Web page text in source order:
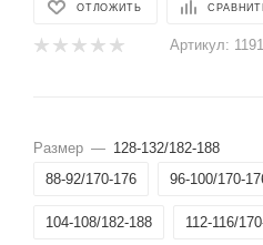
ОТЛОЖИТЬ
Артикул:
Размер — 128-132/182-188
88-92/170-176
96-100/170-
104-108/182-188 112-116/